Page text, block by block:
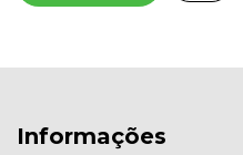
Informações